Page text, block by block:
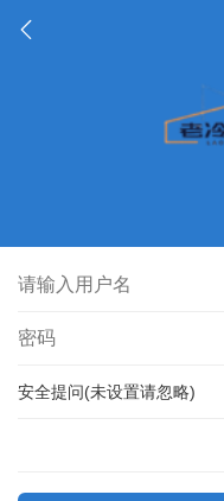
安全提问(未设置请忽略)